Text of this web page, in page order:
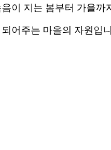
이 지는 봄부터 가을까
어주는 마을의 자원입